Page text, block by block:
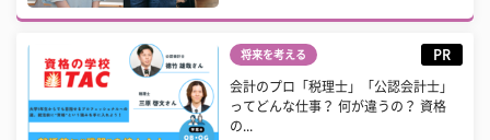
将来を考える PR
会計のプロ「税理士」「公認会計士」
ってどんな仕事？ 何が違うの？ 資格
の...